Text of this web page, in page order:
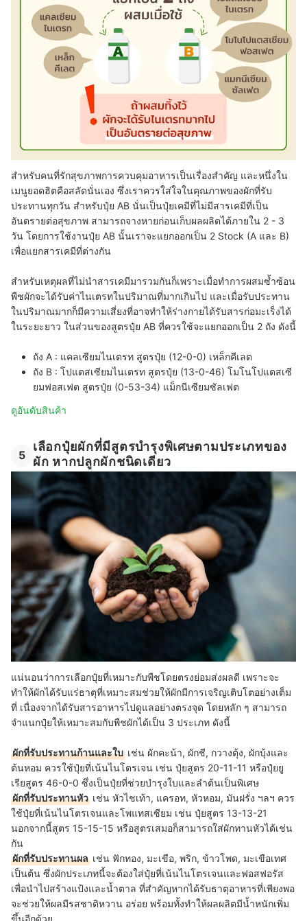
สำหรับคนที่รักสุขภาพการควบคุมอาหารเป็นเรื่องสำคัญ และหนึ่งใน
เมนูยอดฮิตคือสลัดนั่นเอง ซึ่งเราควรใส่ใจในคุณภาพของผักที่รับ
ประทานทุกวัน สำหรับปุ๋ย AB นั่นเป็นปุ๋ยเคมีที่ไม่มีสารเคมีที่เป็น
อันตรายต่อสุขภาพ สามารถจางหายก่อนเก็บผลผลิตได้ภายใน 2 - 3
วัน โดยการใช้งานปุ๋ย AB นั้นเราจะแยกออกเป็น 2 Stock (A และ B)
เพื่อแยกสารเคมีที่ต่างกัน
สำหรับเหตุผลที่ไม่นำสารเคมีมารวมกันก็เพราะเมื่อทำการผสมซ้ำซ้อน
พืชผักจะได้รับค่าไนเตรทในปริมาณที่มากเกินไป และเมื่อรับประทาน
ในปริมาณมากก็มีความเสี่ยงที่อาจทำให้ร่างกายได้รับสารก่อมะเร็งได้
ในระยะยาว ในส่วนของสูตรปุ๋ย AB ที่ควรใช้จะแยกออกเป็น 2 ถัง ดังนี้
ถัง A : แคลเซียมไนเตรท สูตรปุ๋ย (12-0-0) เหล็กคีเลต
ถัง B : โปแตสเซียมไนเตรท สูตรปุ๋ย (13-0-46) โมโนโปแตสเซี
ยมฟอสเฟต สูตรปุ๋ย (0-53-34) แม็กนีเซียมซัลเฟต
ดูอันดับสินค้า
5
เลือกปุ๋ยผักที่มีสูตรบำรุงพิเศษตามประเภทของ
ผัก หากปลูกผักชนิดเดียว
แน่นอนว่าการเลือกปุ๋ยที่เหมาะกับพืชโดยตรงย่อมส่งผลดี เพราะจะ
ทำให้ผักได้รับแร่ธาตุที่เหมาะสมช่วยให้ผักมีการเจริญเติบโตอย่างเต็ม
ที่ เนื่องจากได้รับสารอาหารไปดูแลอย่างตรงจุด โดยหลัก ๆ สามารถ
จำแนกปุ๋ยให้เหมาะสมกับพืชผักได้เป็น 3 ประเภท ดังนี้
ผักที่รับประทานก้านและใบ เช่น ผักคะน้า, ผักชี, กวางตุ้ง, ผักบุ้งและ
ต้นหอม ควรใช้ปุ๋ยที่เน้นไนโตรเจน เช่น ปุ๋ยสูตร 20-11-11 หรือปุ๋ยยู
เรียสูตร 46-0-0 ซึ่งเป็นปุ๋ยที่ช่วยบำรุงใบและลำต้นเป็นพิเศษ
ผักที่รับประทานหัว เช่น หัวไชเท้า, แครอท, หัวหอม, มันฝรั่ง ฯลฯ ควร
ใช้ปุ๋ยที่เน้นไนโตรเจนและโพแทสเซียม เช่น ปุ๋ยสูตร 13-13-21
นอกจากนี้สูตร 15-15-15 หรือสูตรเสมอก็สามารถใส่ผักทานหัวได้เช่น
กัน
ผักที่รับประทานผล เช่น ฟักทอง, มะเขือ, พริก, ข้าวโพด, มะเขือเทศ
เป็นต้น ซึ่งผักประเภทนี้จะต้องใส่ปุ๋ยที่เน้นไนโตรเจนและฟอสฟอรัส
เพื่อนำไปสร้างแป้งและน้ำตาล ที่สำคัญหากได้รับธาตุอาหารที่เพียงพอ
จะช่วยให้ผลมีรสชาติหวาน อร่อย พร้อมทั้งทำให้ผลผลิตมีน้ำหนักเพิ่ม